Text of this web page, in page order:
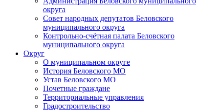
округа
Совет народных депутатов Беловского
муниципального округа
Контрольно-счётная палата Беловского
муниципального округа
Округ
О муниципальном округе
История Беловского МО
Устав Беловского МО
Почетные граждане
Территориальные управления
Градостроительство